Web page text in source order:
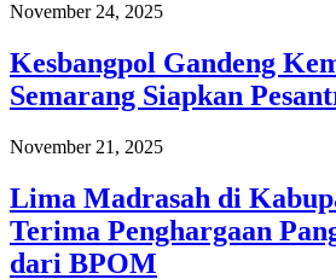
November 24, 2025
Kesbangpol Gandeng
Semarang Siapkan
November 21, 2025
Lima Madrasah di
Terima Penghargaan
dari BPOM